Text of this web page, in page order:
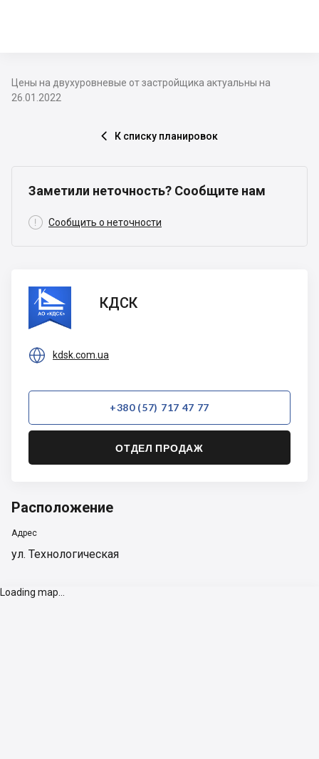
Цены на двухуровневые от застройщика актуальны на
26.01.2022
 К списку планировок
Заметили неточность? Сообщите нам
 Сообщить о неточности
КДСК
КДСК
 kdsk.com.ua
+380 (57) 717 47 77
ОТДЕЛ ПРОДАЖ
Расположение
Адрес
ул. Технологическая
Loading map...